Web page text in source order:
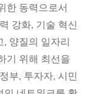
한 동력으로서
강화, 기술 혁신
양질의 일자리
기 위해 최선을
부, 투자자, 시민